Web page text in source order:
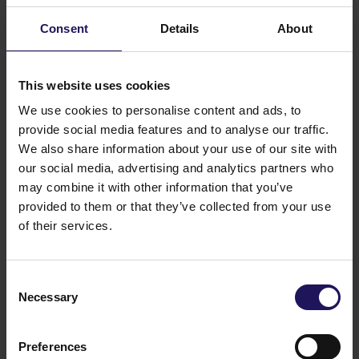
Consent Details About
This website uses cookies
We use cookies to personalise content and ads, to
provide social media features and to analyse our traffic.
We also share information about your use of our site with
our social media, advertising and analytics partners who
may combine it with other information that you’ve
provided to them or that they’ve collected from your use
of their services.
Selection
Necessary
Preferences
0
Razem
4
8
5
0
1
91
90,68%
76,36
Na Zwyczajnym Walnym Zgromadzeniu Spółki
ogółem 483551994 głosów, stanowiących 84,21%
ogólnej liczby głosów na Walnym Zgromadzeniu.
Podstawa prawna: Art. 70 pkt 3 ustawy z dnia 29
do zorganizowanego systemu obrotu